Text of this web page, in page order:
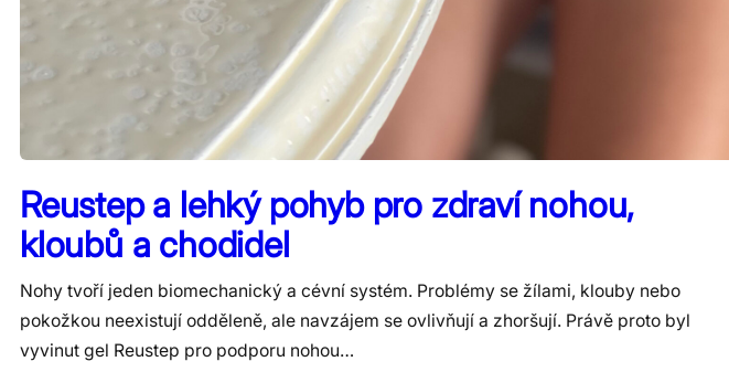
Reustep a lehký pohyb pro zdraví nohou,
kloubů a chodidel
Nohy tvoří jeden biomechanický a cévní systém. Problémy se žílami, klouby nebo
pokožkou neexistují odděleně, ale navzájem se ovlivňují a zhoršují. Právě proto byl
vyvinut gel Reustep pro podporu nohou…